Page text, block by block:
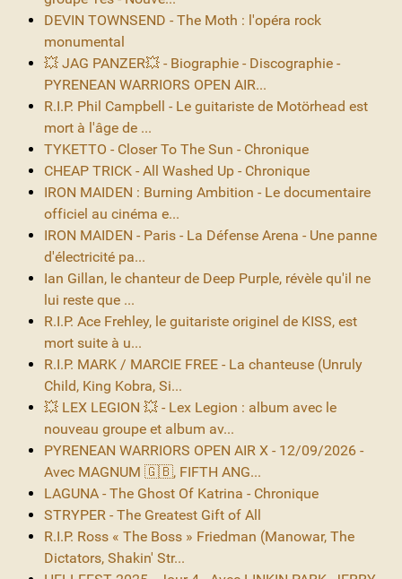
DEVIN TOWNSEND - The Moth : l'opéra rock
monumental
💥 JAG PANZER💥 - Biographie - Discographie -
PYRENEAN WARRIORS OPEN AIR...
R.I.P. Phil Campbell - Le guitariste de Motörhead est
mort à l'âge de ...
TYKETTO - Closer To The Sun - Chronique
CHEAP TRICK - All Washed Up - Chronique
IRON MAIDEN : Burning Ambition - Le documentaire
officiel au cinéma e...
IRON MAIDEN - Paris - La Défense Arena - Une panne
d'électricité pa...
Ian Gillan, le chanteur de Deep Purple, révèle qu'il ne
lui reste que ...
R.I.P. Ace Frehley, le guitariste originel de KISS, est
mort suite à u...
R.I.P. MARK / MARCIE FREE - La chanteuse (Unruly
Child, King Kobra, Si...
💥 LEX LEGION 💥 - Lex Legion : album avec le
nouveau groupe et album av...
PYRENEAN WARRIORS OPEN AIR X - 12/09/2026 -
Avec MAGNUM 🇬🇧, FIFTH ANG...
LAGUNA - The Ghost Of Katrina - Chronique
STRYPER - The Greatest Gift of All
R.I.P. Ross « The Boss » Friedman (Manowar, The
Dictators, Shakin' Str...